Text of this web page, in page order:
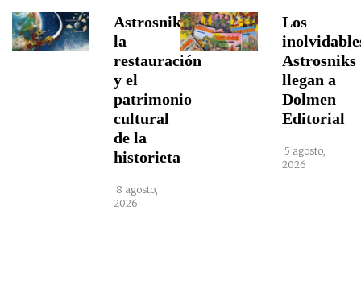
Astrosniks,
la
restauración
y el
patrimonio
cultural
de la
historieta
8 agosto,
2026
Los
Astrosniks
llegan a
Dolmen
Editorial
5 agosto,
2026